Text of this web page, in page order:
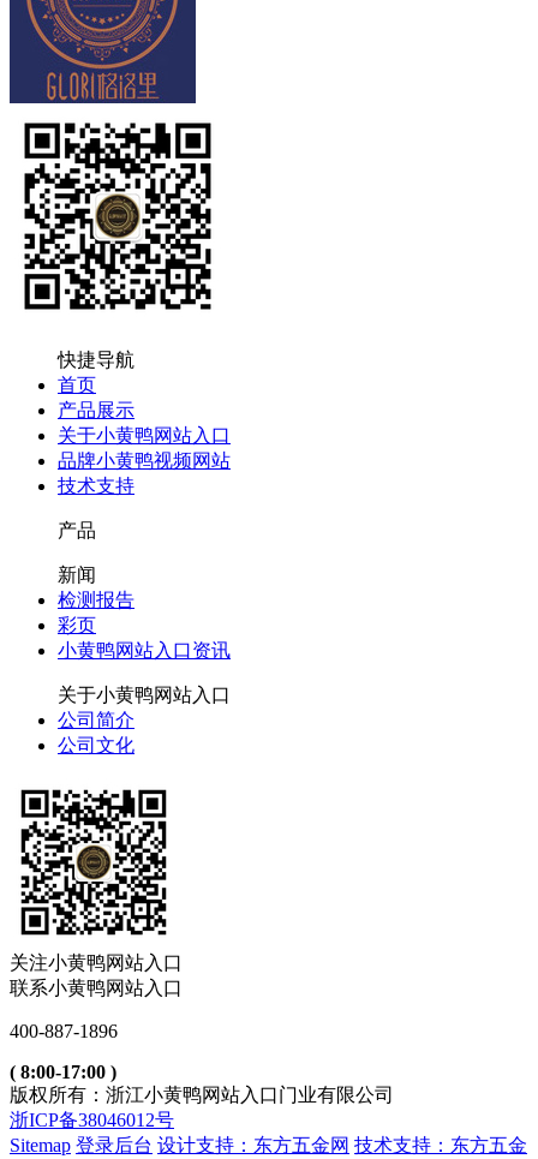
快捷导航
首页
产品展示
关于小黄鸭网站入口
品牌小黄鸭视频网站
技术支持
产品
新闻
检测报告
彩页
小黄鸭网站入口资讯
关于小黄鸭网站入口
公司简介
公司文化
关注小黄鸭网站入口
联系小黄鸭网站入口
400-887-1896
( 8:00-17:00 )
版权所有：浙江小黄鸭网站入口门业有限公司
浙ICP备38046012号
Sitemap 登录后台 设计支持：东方五金网 技术支持：东方五金